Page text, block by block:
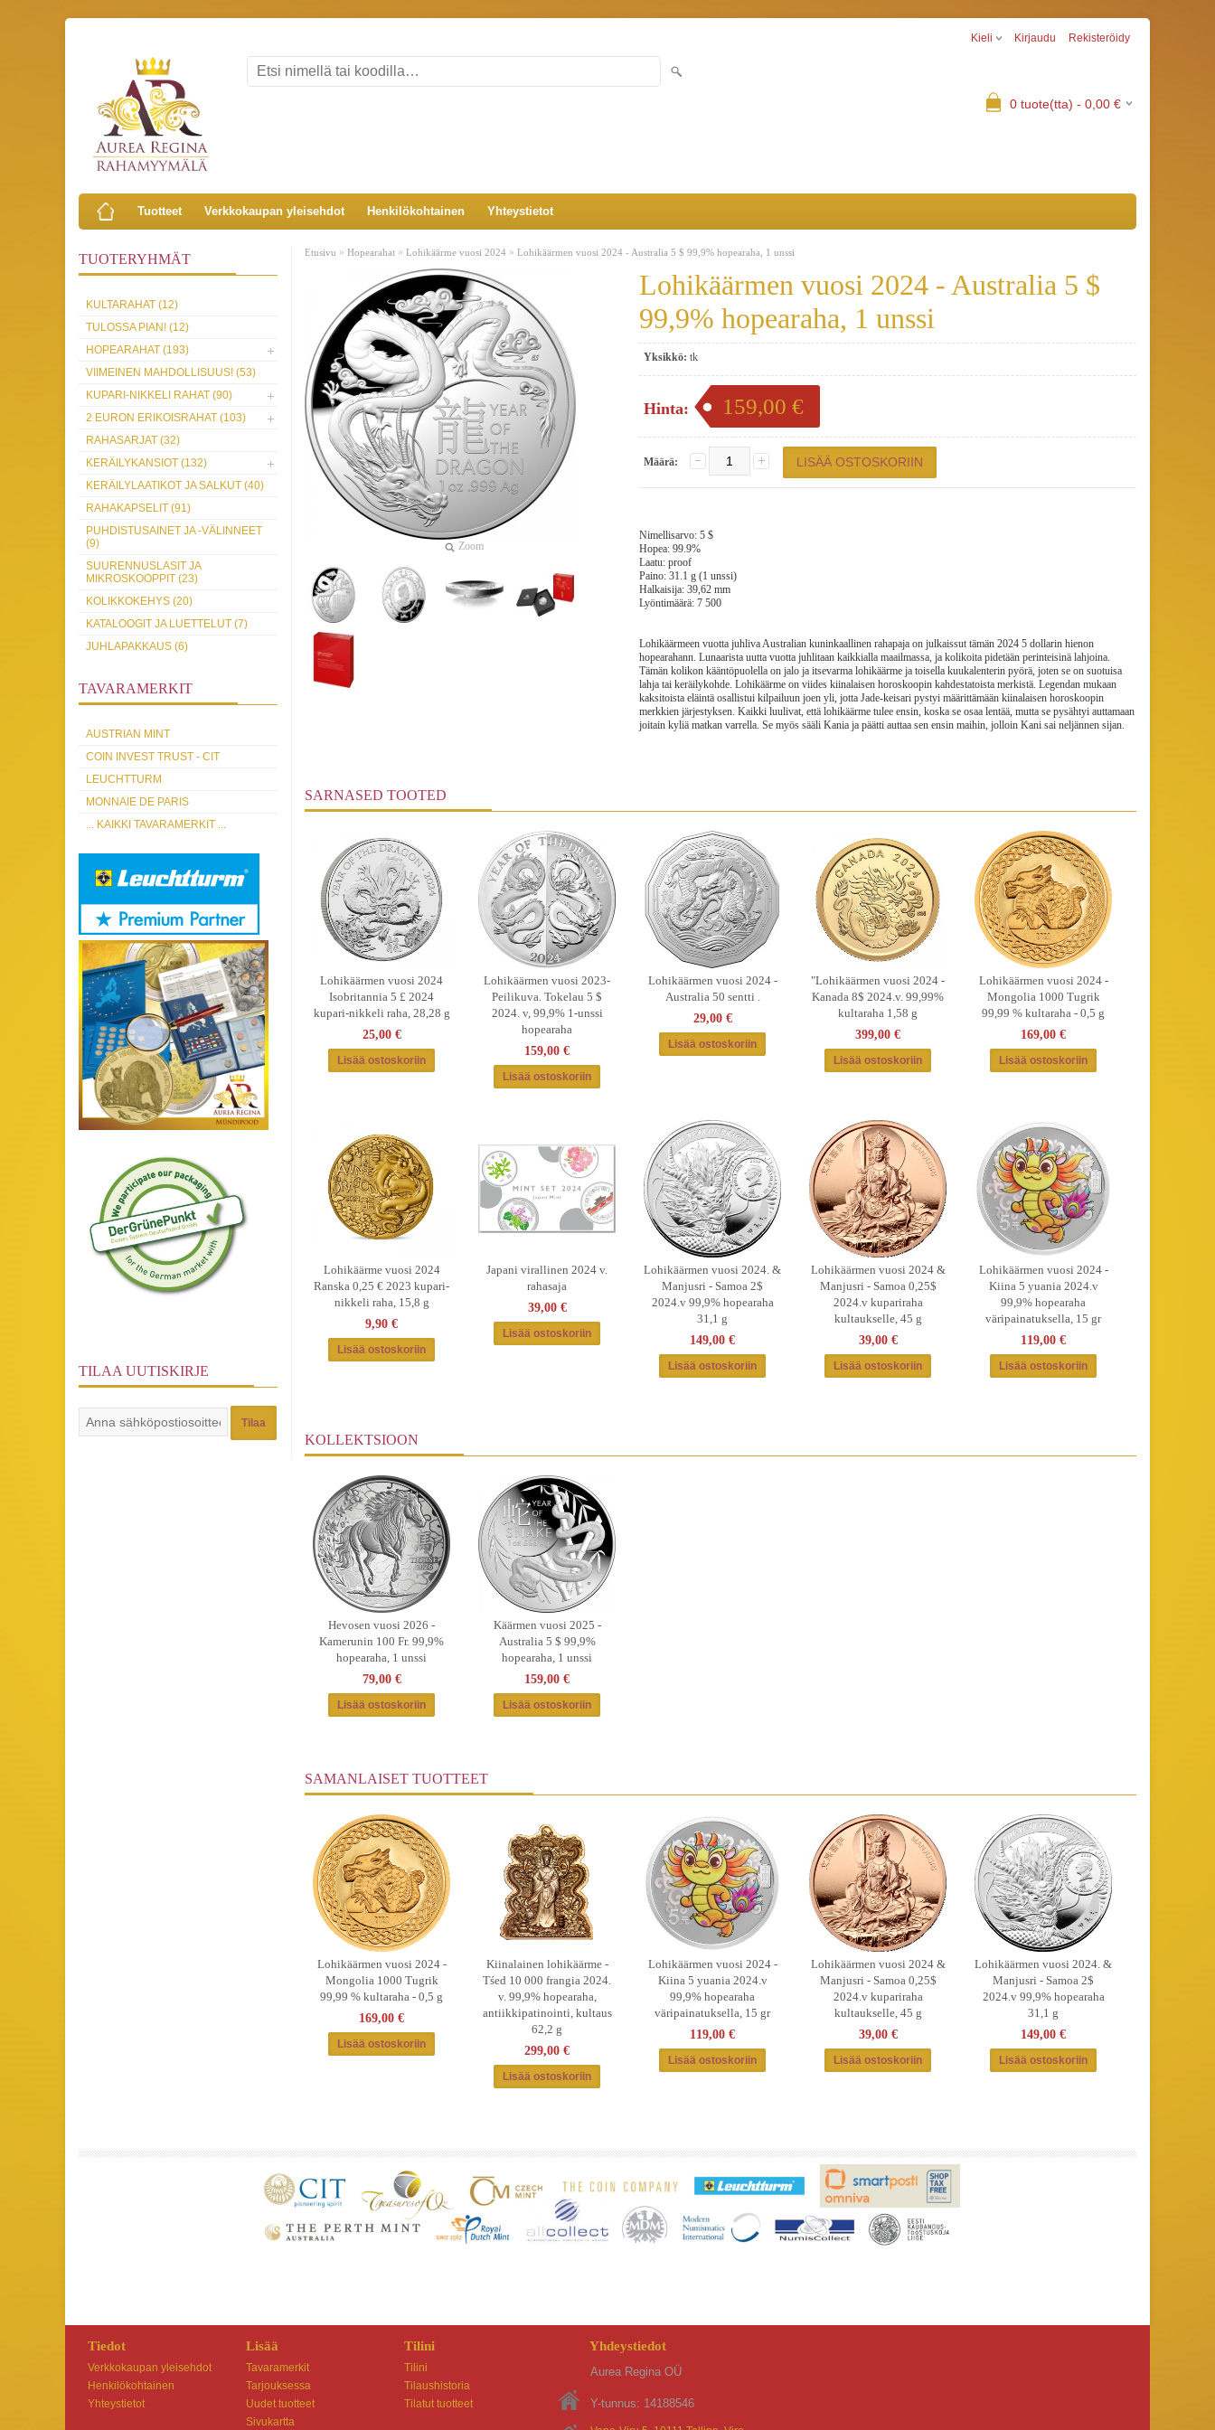
Kieli Kirjaudu Rekisteröidy
0 tuote(tta) - 0,00 €
Tuotteet Verkkokaupan yleisehdot Henkilökohtainen Yhteystietot
TUOTERYHMÄT
KULTARAHAT (12)
TULOSSA PIAN! (12)
HOPEARAHAT (193)
VIIMEINEN MAHDOLLISUUS! (53)
KUPARI-NIKKELI RAHAT (90)
2 EURON ERIKOISRAHAT (103)
RAHASARJAT (32)
KERÄILYKANSIOT (132)
KERÄILYLAATIKOT JA SALKUT (40)
RAHAKAPSELIT (91)
PUHDISTUSAINET JA -VÄLINNEET
(9)
SUURENNUSLASIT JA
MIKROSKOOPPIT (23)
KOLIKKOKEHYS (20)
KATALOOGIT JA LUETTELUT (7)
JUHLAPAKKAUS (6)
TAVARAMERKIT
AUSTRIAN MINT
COIN INVEST TRUST - CIT
LEUCHTTURM
MONNAIE DE PARIS
... KAIKKI TAVARAMERKIT ...
TILAA UUTISKIRJE
Tilaa
Etusivu » Hopearahat » Lohikäärme vuosi 2024 » Lohikäärmen vuosi 2024 - Australia 5 $ 99,9% hopearaha, 1 unssi
Zoom
Lohikäärmen vuosi 2024 - Australia 5 $
99,9% hopearaha, 1 unssi
Yksikkö: tk
Hinta: 159,00 €
Määrä:
Nimellisarvo: 5 $
Hopea: 99.9%
Laatu: proof
Paino: 31.1 g (1 unssi)
Halkaisija: 39,62 mm
Lyöntimäärä: 7 500
Lohikäärmeen vuotta juhliva Australian kuninkaallinen rahapaja on julkaissut tämän 2024 5 dollarin hienon
hopearahann. Lunaarista uutta vuotta juhlitaan kaikkialla maailmassa, ja kolikoita pidetään perinteisinä lahjoina.
Tämän kolikon kääntöpuolella on jalo ja itsevarma lohikäärme ja toisella kuukalenterin pyörä, joten se on suotuisa
lahja tai keräilykohde. Lohikäärme on viides kiinalaisen horoskoopin kahdestatoista merkistä. Legendan mukaan
kaksitoista eläintä osallistui kilpailuun joen yli, jotta Jade-keisari pystyi määrittämään kiinalaisen horoskoopin
merkkien järjestyksen. Kaikki luulivat, että lohikäärme tulee ensin, koska se osaa lentää, mutta se pysähtyi auttamaan
joitain kyliä matkan varrella. Se myös sääli Kania ja päätti auttaa sen ensin maihin, jolloin Kani sai neljännen sijan.
SARNASED TOOTED
Lohikäärmen vuosi 2024
Isobritannia 5 £ 2024
kupari-nikkeli raha, 28,28 g
25,00 €
Lohikäärmen vuosi 2023-
Peilikuva. Tokelau 5 $
2024. v, 99,9% 1-unssi
hopearaha
159,00 €
Lohikäärmen vuosi 2024 -
Australia 50 sentti .
29,00 €
"Lohikäärmen vuosi 2024 -
Kanada 8$ 2024.v. 99,99%
kultaraha 1,58 g
399,00 €
Lohikäärmen vuosi 2024 -
Mongolia 1000 Tugrik
99,99 % kultaraha - 0,5 g
169,00 €
Lohikäärme vuosi 2024
Ranska 0,25 € 2023 kupari-
nikkeli raha, 15,8 g
9,90 €
Japani virallinen 2024 v.
rahasaja
39,00 €
Lohikäärmen vuosi 2024. &
Manjusri - Samoa 2$
2024.v 99,9% hopearaha
31,1 g
149,00 €
Lohikäärmen vuosi 2024 &
Manjusri - Samoa 0,25$
2024.v kupariraha
kultaukselle, 45 g
39,00 €
Lohikäärmen vuosi 2024 -
Kiina 5 yuania 2024.v
99,9% hopearaha
väripainatuksella, 15 gr
119,00 €
KOLLEKTSIOON
Hevosen vuosi 2026 -
Kamerunin 100 Fr. 99,9%
hopearaha, 1 unssi
79,00 €
Käärmen vuosi 2025 -
Australia 5 $ 99,9%
hopearaha, 1 unssi
159,00 €
SAMANLAISET TUOTTEET
Lohikäärmen vuosi 2024 -
Mongolia 1000 Tugrik
99,99 % kultaraha - 0,5 g
169,00 €
Kiinalainen lohikäärme -
Tśed 10 000 frangia 2024.
v. 99,9% hopearaha,
antiikkipatinointi, kultaus
62,2 g
299,00 €
Lohikäärmen vuosi 2024 -
Kiina 5 yuania 2024.v
99,9% hopearaha
väripainatuksella, 15 gr
119,00 €
Lohikäärmen vuosi 2024 &
Manjusri - Samoa 0,25$
2024.v kupariraha
kultaukselle, 45 g
39,00 €
Lohikäärmen vuosi 2024. &
Manjusri - Samoa 2$
2024.v 99,9% hopearaha
31,1 g
149,00 €
Tiedot
Verkkokaupan yleisehdot
Henkilökohtainen
Yhteystietot
Lisää
Tavaramerkit
Tarjouksessa
Uudet tuotteet
Sivukartta
Tilini
Tilini
Tilaushistoria
Tilatut tuotteet
Yhdeystiedot
Aurea Regina OÜ
Y-tunnus: 14188546